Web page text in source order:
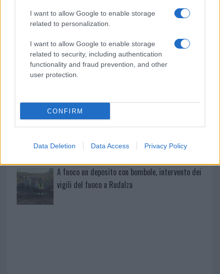
I want to allow Google to enable storage
related to personalization.
I want to allow Google to enable storage
related to security, including authentication
functionality and fraud prevention, and other
user protection.
CONFIRM
Data Deletion Data Access Privacy Policy
va avanti: “Sicilia, ci sono”
Jovanotti, Gabry Ponte e Alfa: Olbia ombelico del
mondo per una notte
“Orgoglio e discrezione per visita privata̶…
Incendio nella notte a Olbia, a fuoco due furgoni
A fuoco un deposito con bombole, intervento dei
vigili del fuoco a Rudalza